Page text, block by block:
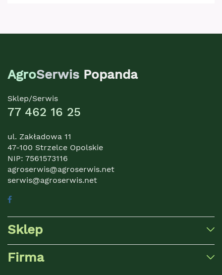
AgroSerwis Popanda
Sklep/Serwis
77 462 16 25
ul. Zakładowa 11
47-100 Strzelce Opolskie
NIP: 7561573116
agroserwis@agroserwis.net
serwis@agroserwis.net
Sklep
Firma